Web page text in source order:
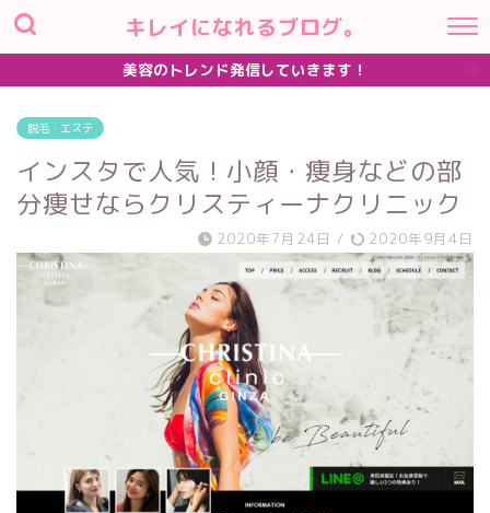
キレイになれるブログ。
美容のトレンド発信していきます！
脱毛・エステ
インスタで人気！小顔・痩身などの部
分痩せならクリスティーナクリニック
2020年7月24日 / 2020年9月4日